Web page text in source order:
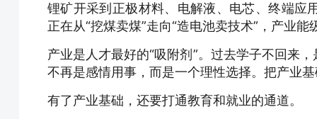
锂矿开采到正极材料、电解液、电芯、终端应
正在从“挖煤卖煤”走向“造电池卖技术”，产业
产业是人才最好的“吸附剂”。过去学子不回来
不再是感情用事，而是一个理性选择。把产业
有了产业基础，还要打通教育和就业的通道。